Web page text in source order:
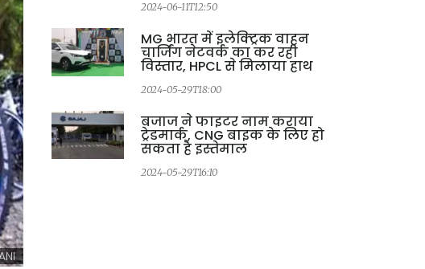
2024-06-11T12:50
MG भारत में इलेक्ट्रिक वाहन
चार्जिंग नेटवर्क का कर रही
विस्तार, HPCL से मिलाया हाथ
2024-05-29T18:00
बजाज ने फाइटर नाम कराया
ट्रेडमार्क, CNG बाइक के लिए हो
सकता है इस्तेमाल
2024-05-29T16:10